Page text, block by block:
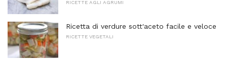
RICETTE AGLI AGRUMI
Ricetta di verdure sott'aceto facile e veloce
RICETTE VEGETALI